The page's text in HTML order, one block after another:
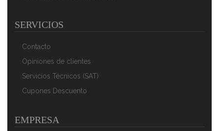
Litros, 2 Velocidades, Cuchillas Acero Inoxidable,
SERVICIOS
Contacto
Opiniones de clientes
Servicios Técnicos (SAT)
Cupones Descuento
EMPRESA